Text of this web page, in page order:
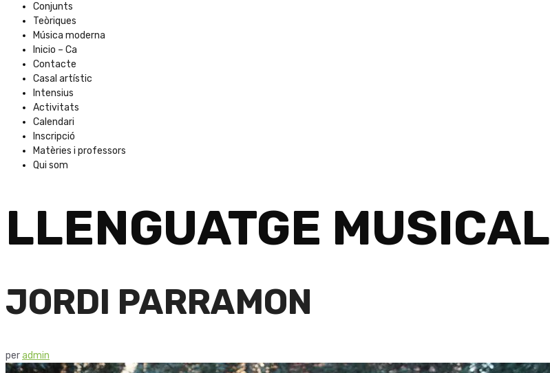
Conjunts
Teòriques
Música moderna
Inicio – Ca
Contacte
Casal artístic
Intensius
Activitats
Calendari
Inscripció
Matèries i professors
Qui som
LLENGUATGE MUSICAL
JORDI PARRAMON
peradmin